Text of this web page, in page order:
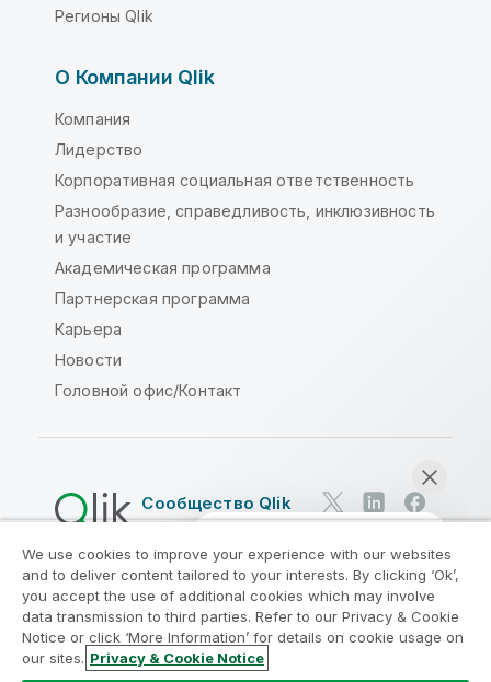
Регионы Qlik
О Компании Qlik
Компания
Лидерство
Корпоративная социальная ответственность
Разнообразие, справедливость, инклюзивность
и участие
Академическая программа
Партнерская программа
Карьера
Новости
Головной офис/Контакт
Сообщество Qlik
Юридические соглашения
Условия использования продуктов
Legal Policies
Юридические положения
Условия использования
Товарные знаки
We use cookies to improve your experience with our websites
and to deliver content tailored to your interests. By clicking ‘Ok’,
you accept the use of additional cookies which may involve
data transmission to third parties. Refer to our Privacy & Cookie
Notice or click ‘More Information’ for details on cookie usage on
our sites. Privacy & Cookie Notice